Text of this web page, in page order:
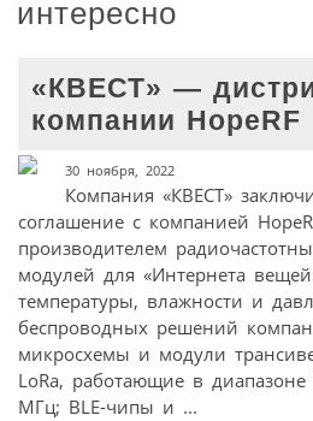
интересно
«КВЕСТ» —
компании HopeRF
30 ноября, 2022
Компания «КВЕСТ»
соглашение с компанией
производителем
модулей для «Интернета
температуры, влажности и
беспроводных решений
микросхемы и модули
LoRa, работающие в
МГц; BLE-чипы и ...